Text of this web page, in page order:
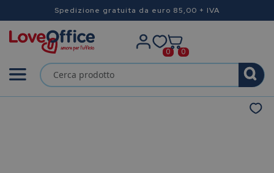
Spedizione gratuita da euro 85,00 + IVA
0 0